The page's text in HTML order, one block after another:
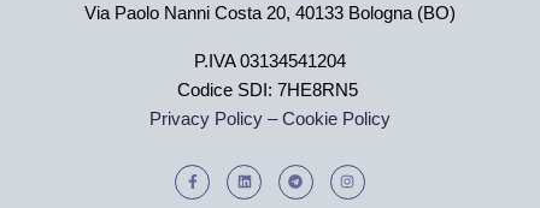
Via Paolo Nanni Costa 20, 40133 Bologna (BO)
P.IVA 03134541204
Codice SDI: 7HE8RN5
Privacy Policy –Cookie Policy